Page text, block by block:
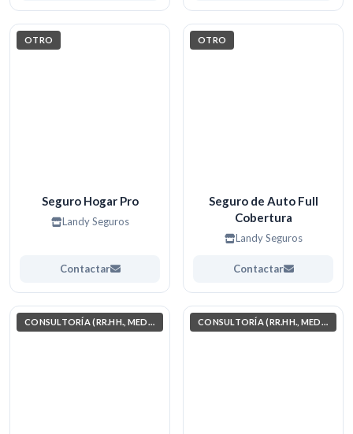
OTRO
Seguro Hogar Pro
Landy Seguros
Contactar
OTRO
Seguro de Auto Full
Cobertura
Landy Seguros
Contactar
CONSULTORÍA (RR.HH., MEDIO AMBIENTE, INVESTIGACIÓN) CONSULTORÍA (RR.HH., MEDIO AMBIENTE, INVESTIGACIÓN)